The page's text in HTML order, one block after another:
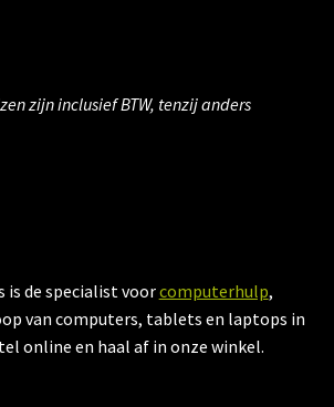
zijn inclusief BTW, tenzij anders
is de specialist voorcomputerhulp,
van computers, tablets en laptops in
online en haal af in onze winkel.